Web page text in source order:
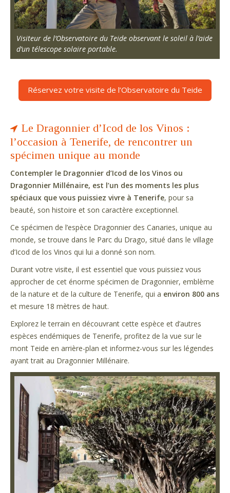
Visiteur de l’Observatoire du Teide observant le soleil à l’aide
d’un télescope solaire portable.
Réservez votre visite de l’Observatoire du Teide
Le Dragonnier d’Icod de los Vinos :
l’occasion à Tenerife, de rencontrer un
spécimen unique au monde
Contempler le Dragonnier d’Icod de los Vinos ou
Dragonnier Millénaire, est l’un des moments les plus
spéciaux que vous puissiez vivre à Tenerife, pour sa
beauté, son histoire et son caractère exceptionnel.
Ce spécimen de l’espèce Dragonnier des Canaries, unique au
monde, se trouve dans le Parc du Drago, situé dans le village
d’Icod de los Vinos qui lui a donné son nom.
Durant votre visite, il est essentiel que vous puissiez vous
approcher de cet énorme spécimen de Dragonnier, emblème
de la nature et de la culture de Tenerife, qui a environ 800 ans
et mesure 18 mètres de haut.
Explorez le terrain en découvrant cette espèce et d’autres
espèces endémiques de Tenerife, profitez de la vue sur le
mont Teide en arrière-plan et informez-vous sur les légendes
ayant trait au Dragonnier Millénaire.